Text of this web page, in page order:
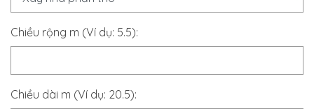
Chiều rộng m (Ví dụ: 5.5):
Chiều dài m (Ví dụ: 20.5):